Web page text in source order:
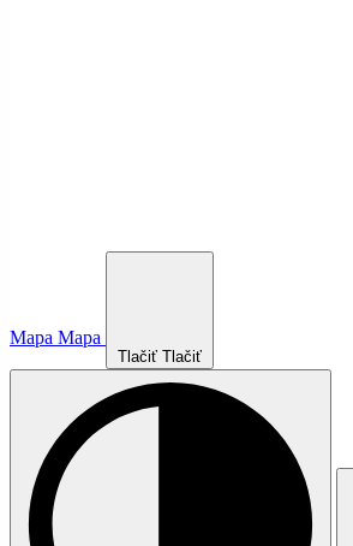
Mapa Mapa
Tlačiť Tlačiť